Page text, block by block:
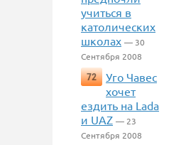
учиться в
католических
школах — 30
Сентября 2008
72
Уго Чавес
хочет
ездить на Lada
и UAZ — 23
Сентября 2008